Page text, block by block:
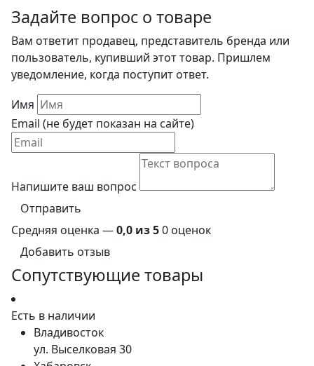
Задайте вопрос о товаре
Вам ответит продавец, представитель бренда или
пользователь, купивший этот товар. Пришлем
уведомление, когда поступит ответ.
Имя
Email (не будет показан на сайте)
Напишите ваш вопрос
Отправить
Средняя оценка —0,0 из 50 оценок
Добавить отзыв
Сопутствующие товары
Есть в наличии
Владивосток
ул. Выселковая 30